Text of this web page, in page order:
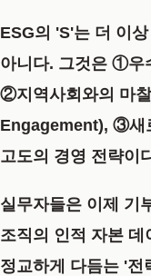
ESG의 'S'는 더 이
아니다. 그것은 ①우
②지역사회와의 마
Engagement), ③새
고도의 경영 전략이
실무자들은 이제 기
조직의 인적 자본
정교하게 다듬는 '전